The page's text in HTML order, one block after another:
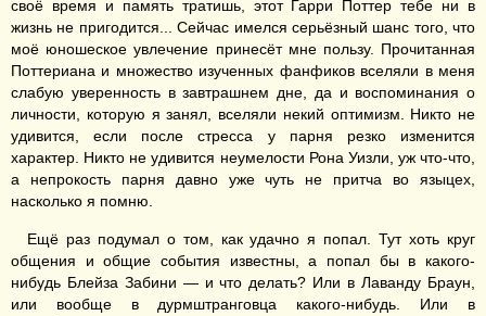
своё время и память тратишь, этот Гарри Поттер тебе ни в
жизнь не пригодится... Сейчас имелся серьёзный шанс того, что
моё юношеское увлечение принесёт мне пользу. Прочитанная
Поттериана и множество изученных фанфиков вселяли в меня
слабую уверенность в завтрашнем дне, да и воспоминания о
личности, которую я занял, вселяли некий оптимизм. Никто не
удивится, если после стресса у парня резко изменится
характер. Никто не удивится неумелости Рона Уизли, уж что-что,
а непрокость парня давно уже чуть не притча во языцех,
насколько я помню.
Ещё раз подумал о том, как удачно я попал. Тут хоть круг
общения и общие события известны, а попал бы в какого-
нибудь Блейза Забини — и что делать? Или в Лаванду Браун,
или вообще в дурмштранговца какого-нибудь. Или в